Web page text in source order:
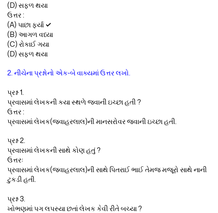
(D) સફળ થયા
ઉત્તર :
(A) પાછા ફર્યા ✓
(B) આગળ વધ્યા
(C) રોકાઈ ગયા
(D) સફળ થયા
2. નીચેના પ્રશ્નોનો એક-બે વાક્યમાં ઉત્તર લખો.
પ્રશ્ન 1.
પ્રવાસમાં લેખકની કયા સ્થળે જવાની ઇચ્છા હતી ?
ઉત્તર :
પ્રવાસમાં લેખક(જવાહરલાલ)ની માનસરોવર જવાની ઇચ્છા હતી.
પ્રશ્ન 2.
પ્રવાસમાં લેખકની સાથે કોણ હતું ?
ઉત્તરઃ
પ્રવાસમાં લેખક(જવાહરલાલ)ની સાથે પિતરાઈ ભાઈ તેમજ મજૂરો સાથે નાની
ટુકડી હતી.
પ્રશ્ન 3.
ખોભણમાં પગ લપસ્યા છતાં લેખક કેવી રીતે બચ્યા ?